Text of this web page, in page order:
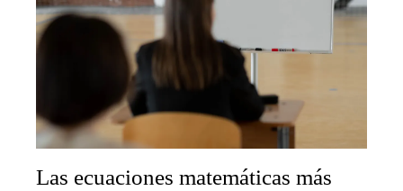
Las ecuaciones matemáticas más